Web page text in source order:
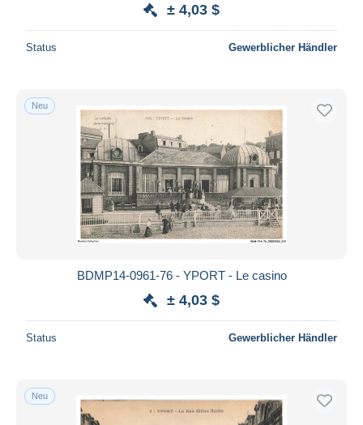
± 4,03 $
Status Gewerblicher Händler
Neu
BDMP14-0961-76 - YPORT - Le casino
± 4,03 $
Status Gewerblicher Händler
Neu